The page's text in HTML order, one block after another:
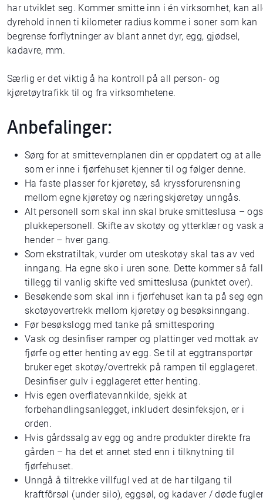
har utviklet seg. Kommer smitte inn i én virksomhet, kan
dyrehold innen ti kilometer radius komme i soner som kan
begrense forflytninger av blant annet dyr, egg, gjødsel,
kadavre, mm.
Særlig er det viktig å ha kontroll på all person- og
kjøretøytrafikk til og fra virksomhetene.
Anbefalinger:
Sørg for at smittevernplanen din er oppdatert og at alle
som er inne i fjørfehuset kjenner til og følger denne.
Ha faste plasser for kjøretøy, så kryssforurensning
mellom egne kjøretøy og næringskjøretøy unngås.
Alt personell som skal inn skal bruke smitteslusa –
plukkepersonell. Skifte av skotøy og ytterklær og vask
hender – hver gang.
Som ekstratiltak, vurder om uteskotøy skal tas av ved
inngang. Ha egne sko i uren sone. Dette kommer så
tillegg til vanlig skifte ved smitteslusa (punktet over).
Besøkende som skal inn i fjørfehuset kan ta på seg
skotøyovertrekk mellom kjøretøy og besøksinngang.
Før besøkslogg med tanke på smittesporing
Vask og desinfiser ramper og plattinger ved mottak av
fjørfe og etter henting av egg. Se til at eggtransportør
bruker eget skotøy/overtrekk på rampen til egglageret.
Desinfiser gulv i egglageret etter henting.
Hvis egen overflatevannkilde, sjekk at
forbehandlingsanlegget, inkludert desinfeksjon, er i
orden.
Hvis gårdssalg av egg og andre produkter direkte fra
gården – ha det et annet sted enn i tilknytning til
fjørfehuset.
Unngå å tiltrekke villfugl ved at de har tilgang til
kraftfôrsøl (under silo), eggsøl, og kadaver / døde